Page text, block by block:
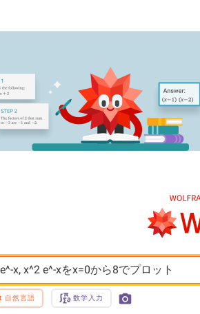
x, x^2 e^-xをx=0から8でプロット
自然言語 数学入力